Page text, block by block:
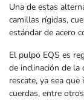
Una de estas
camillas rígidas,
estándar de acero
El pulpo EQS es
de inclinación de
rescate, ya sea
cuerdas, entre